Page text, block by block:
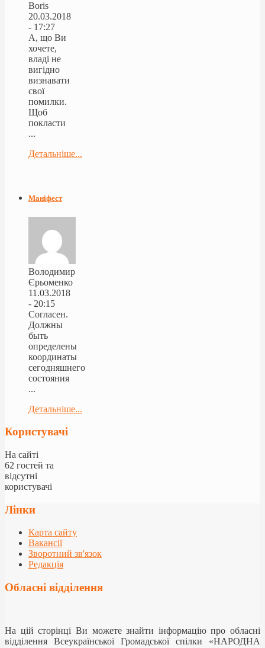
Boris
20.03.2018
- 17:27
А, що Ви
хочете,
владі не
вигідно
визнавати
свої
помилки.
Щоб
покласти
...
Детальніше...
Маніфест
Володимир
Єрьоменко
11.03.2018
- 20:15
Согласен.
Должны
быть
определены
координаты
сегодняшнего
состояния
...
Детальніше...
Користувачі
На сайті
62 гостей та
відсутні
користувачі
Лінки
Карта сайту
Вакансії
Зворотний зв'язок
Редакція
Обласні відділення
На цій сторінці Ви можете знайти інформацію про обласні
відділення Всеукраїнської Громадської спілки «НАРОДНА